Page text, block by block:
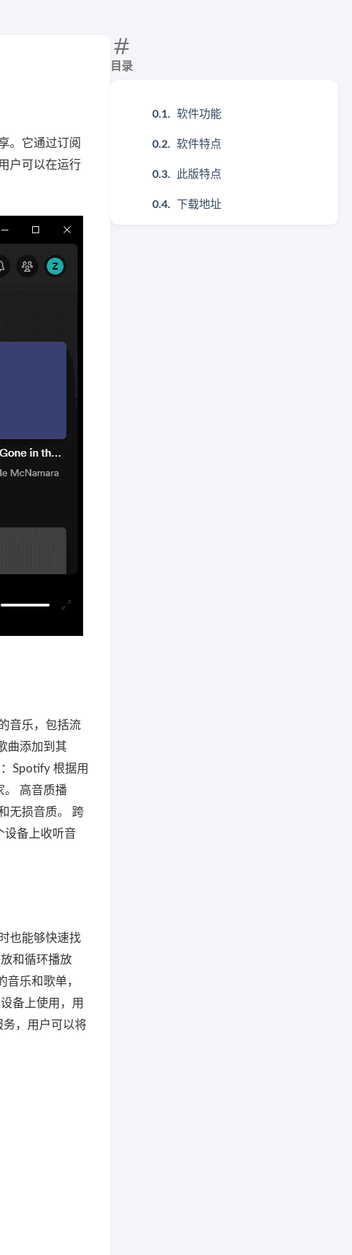
目录
软件功能
软件特点
此版特点
下载地址
。它通过订阅
户可以在运行
音乐，包括流
曲添加到其
Spotify 根据用
。 高音质播
无损音质。 跨
设备上收听音
也能够快速找
和循环播放
乐和歌单，
备上使用，用
，用户可以将